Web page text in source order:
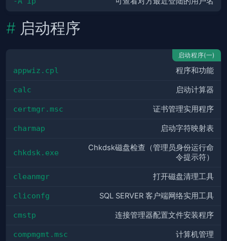
启动程序
启动程序(一)
appwiz.cpl 程序和功能
calc 启动计算器
certmgr.msc 证书管理实用程序
charmap 启动字符映射表
chkdsk.exe
Chkdsk磁盘检查（管理员身份运行命
令提示符）
cleanmgr 打开磁盘清理工具
cliconfg SQL SERVER 客户端网络实用工具
cmstp 连接管理器配置文件安装程序
compmgmt.msc 计算机管理